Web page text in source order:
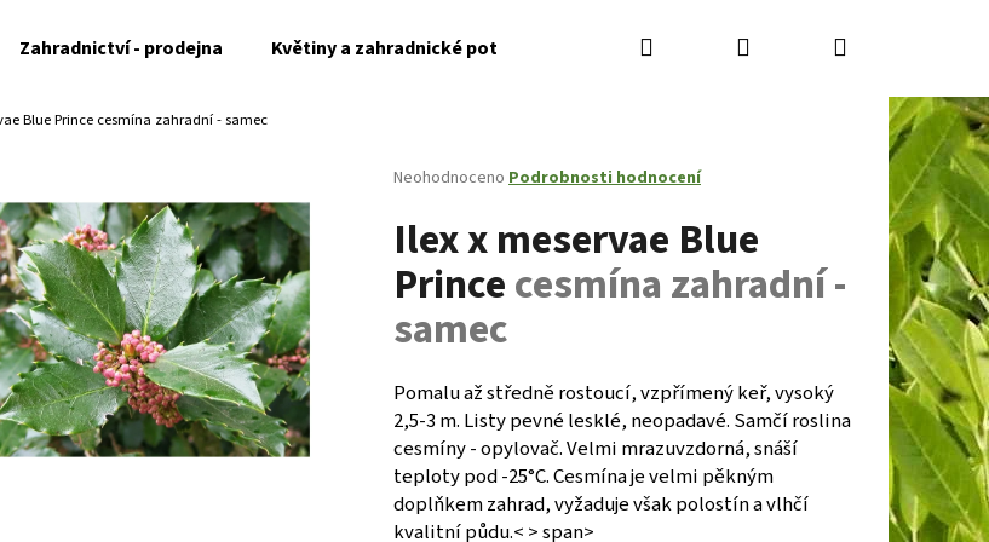
Zahradnictví - prodejna Květiny a zahradnické potřeby Kontakty Jak nakupovat
Hledat PřihlášeníNákupní
košík
Blue Prince cesmína zahradní - samec
Průměrné
produktu
0,0
z
hvězdiček.
Neohodnoceno Podrobnosti hodnocení
Ilex x meservae Blue
Princecesmína zahradní -
samec
Pomalu až středně rostoucí, vzpřímený keř, vysoký
2,5-3 m. Listy pevné lesklé, neopadavé. Samčí roslina
cesmíny - opylovač. Velmi mrazuvzdorná, snáší
teploty pod -25°C. Cesmína je velmi pěkným
doplňkem zahrad, vyžaduje však polostín a vlhčí
kvalitní půdu.< > span>
najít?
HLEDAT
Následující